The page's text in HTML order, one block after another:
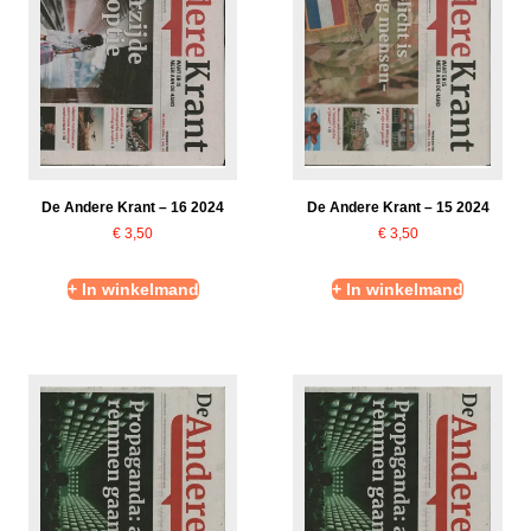
De Andere Krant – 16 2024
€ 3,50
+ In winkelmand
De Andere Krant – 15 2024
€3,50
+ In winkelmand